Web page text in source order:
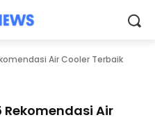
Air Cooler Terbaik
Rekomendasi Air